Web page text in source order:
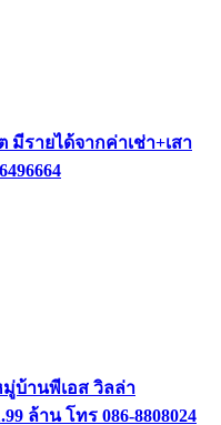
มีรายได้จากค่าเช่า+เสา
บ้านพีเอส วิลล่า
ล้าน โทร 086-8808024